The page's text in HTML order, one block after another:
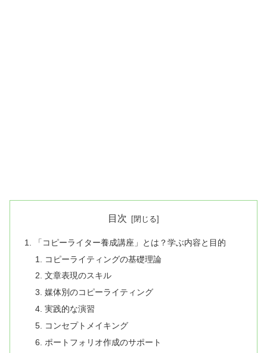
目次
「コピーライター養成講座」とは？学ぶ内容と目的
コピーライティングの基礎理論
文章表現のスキル
媒体別のコピーライティング
実践的な演習
コンセプトメイキング
ポートフォリオ作成のサポート